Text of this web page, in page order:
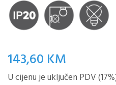
143,60 KM
U cijenu je uključen PDV